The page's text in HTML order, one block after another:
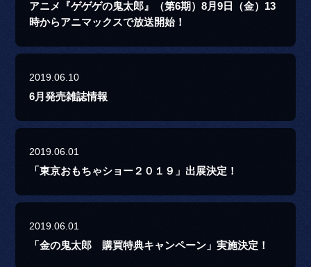
アニメ『ゲゲゲの鬼太郎』（第6期）8月9日（金）13
時からアニマックスで放送開始！
2019.06.10
6月発売雑誌情報
2019.06.01
「東京おもちゃショー２０１９」出展決定！
2019.06.01
「金の鬼太郎 購買特典キャンペーン」実施決定！